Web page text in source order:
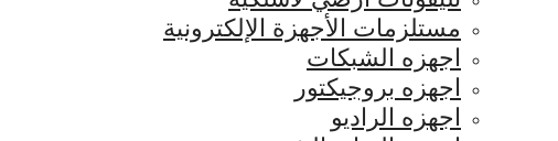
مستلزمات الأجهزة الإلكترونية
اجهزه الشبكات
اجهزه بروجيكتور
اجهزه الراديو